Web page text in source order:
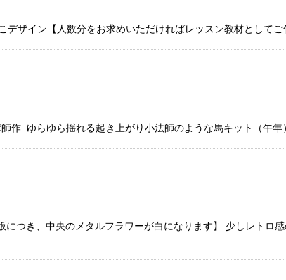
ン【人数分をお求めいただければレッスン教材としてご
ゆらゆら揺れる起き上がり小法師のような馬キット（午
、中央のメタルフラワーが白になります】 少しレトロ感